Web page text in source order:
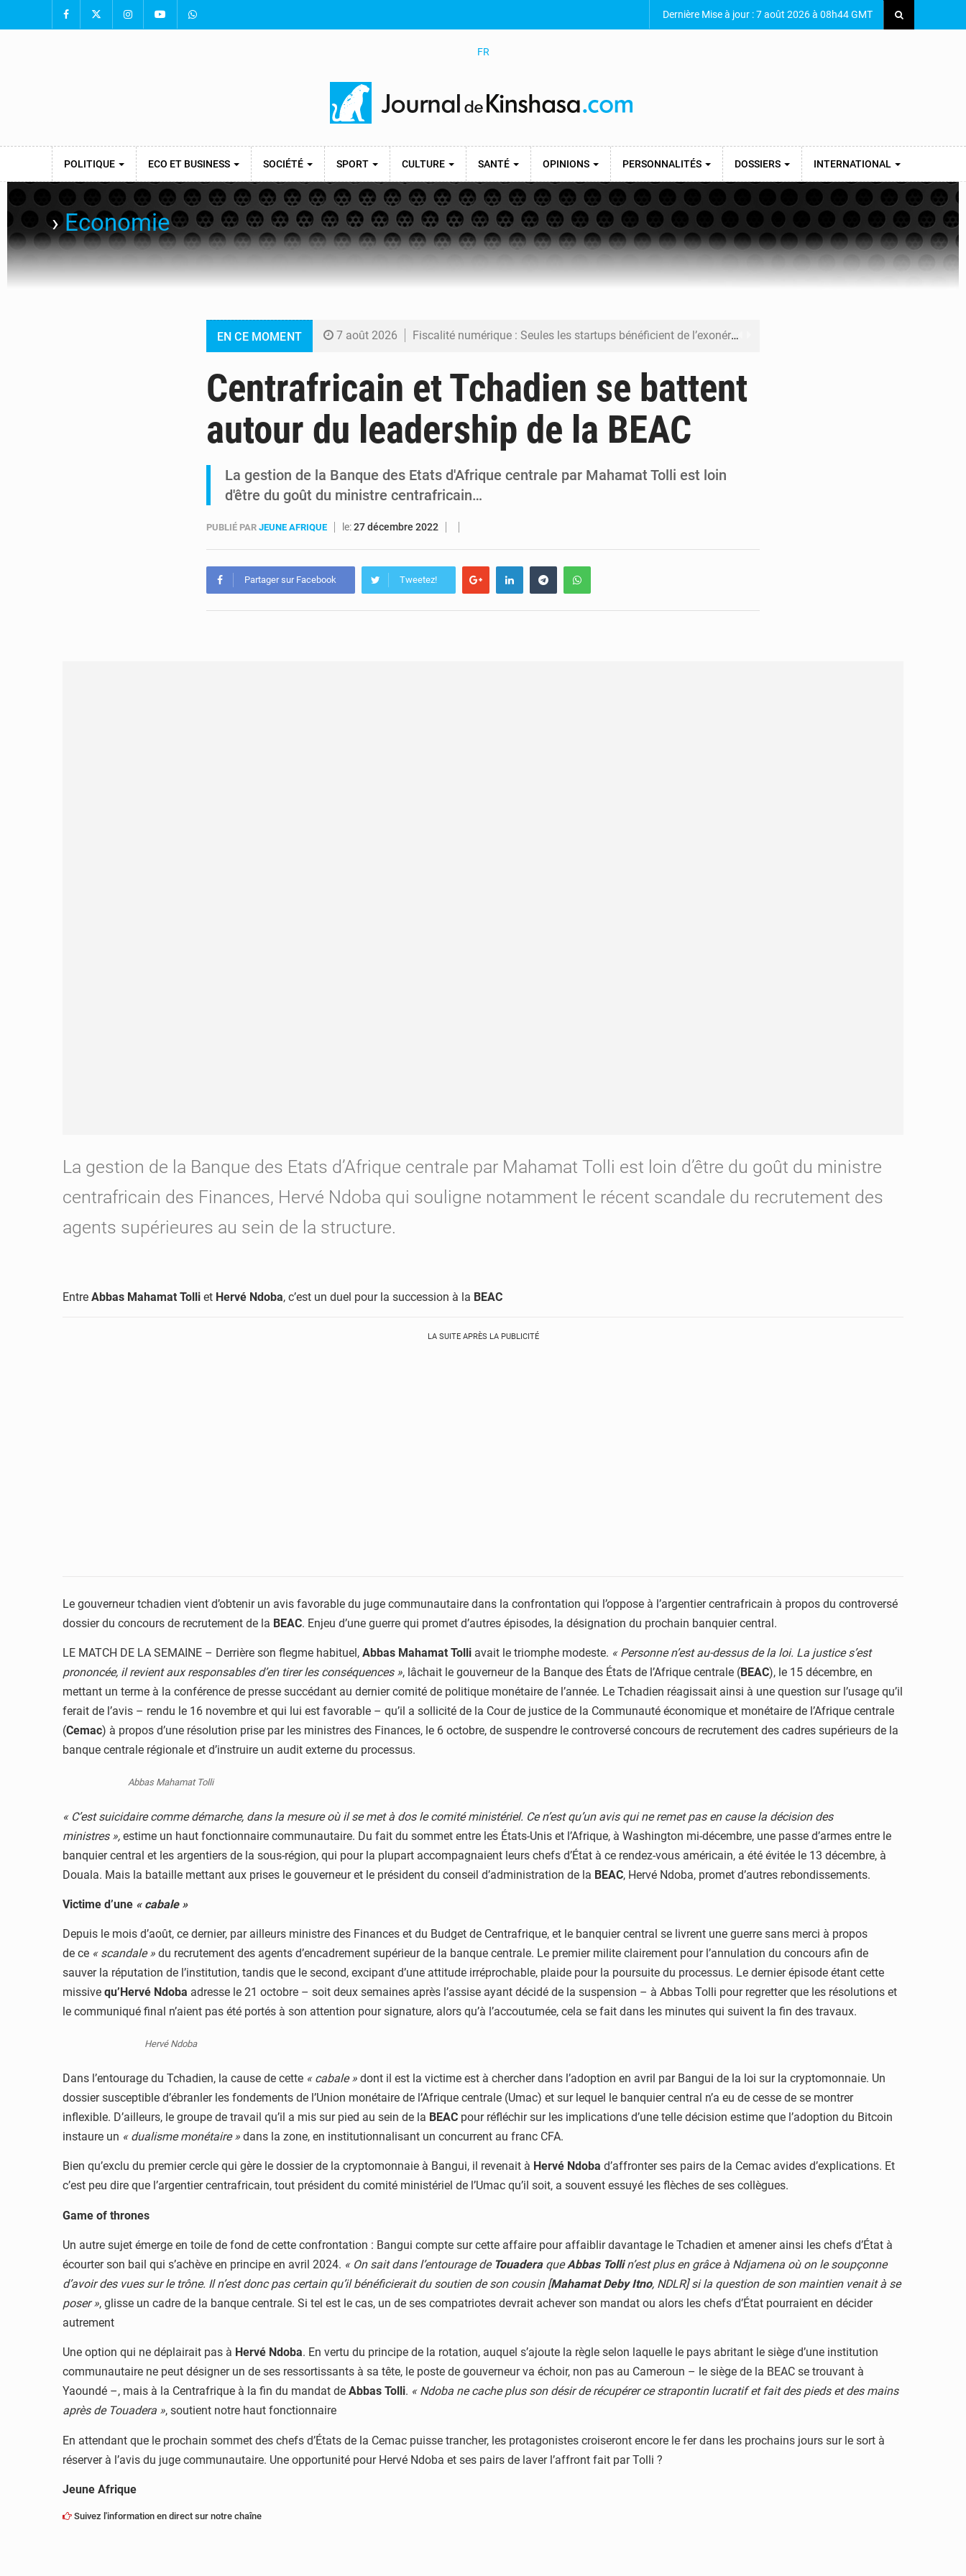
Dernière Mise à jour : 7 août 2026 à 08h44 GMT
FR
POLITIQUE ECO ET BUSINESS SOCIÉTÉ SPORT CULTURE SANTÉ OPINIONS PERSONNALITÉS DOSSIERS INTERNATIONAL
›Economie
EN CE MOMENT 7 août 2026 Fiscalité numérique : Seules les startups bénéficient de l’exonération, mais l’arrêté interministériel reste en vigueur (Mise au point)
6 août 2026 Comment des milliers d’Africains protègent et font fructifier leur argent avec l’USDT
6 août 2026 RDC : Raïssa Malu lance les préparatifs d’une Table ronde nationale sur l’éducation inclusive des enfants handicapés
Centrafricain et Tchadien se battent
autour du leadership de la BEAC
La gestion de la Banque des Etats d'Afrique centrale par Mahamat Tolli est loin
d'être du goût du ministre centrafricain…
PUBLIÉ PAR JEUNE AFRIQUE le:27 décembre 2022
Partager sur Facebook Tweetez!
La gestion de la Banque des Etats d’Afrique centrale par Mahamat Tolli est loin d’être du goût du ministre
centrafricain des Finances, Hervé Ndoba qui souligne notamment le récent scandale du recrutement des
agents supérieures au sein de la structure.
Entre Abbas Mahamat Tolli et Hervé Ndoba, c’est un duel pour la succession à la BEAC
LA SUITE APRÈS LA PUBLICITÉ
Le gouverneur tchadien vient d’obtenir un avis favorable du juge communautaire dans la confrontation qui l’oppose à l’argentier centrafricain à propos du controversé
dossier du concours de recrutement de la BEAC. Enjeu d’une guerre qui promet d’autres épisodes, la désignation du prochain banquier central.
LE MATCH DE LA SEMAINE – Derrière son flegme habituel, Abbas Mahamat Tolli avait le triomphe modeste. « Personne n’est au-dessus de la loi. La justice s’est
prononcée, il revient aux responsables d’en tirer les conséquences », lâchait le gouverneur de la Banque des États de l’Afrique centrale (BEAC), le 15 décembre, en
mettant un terme à la conférence de presse succédant au dernier comité de politique monétaire de l’année. Le Tchadien réagissait ainsi à une question sur l’usage qu’il
ferait de l’avis – rendu le 16 novembre et qui lui est favorable – qu’il a sollicité de la Cour de justice de la Communauté économique et monétaire de l’Afrique centrale
(Cemac) à propos d’une résolution prise par les ministres des Finances, le 6 octobre, de suspendre le controversé concours de recrutement des cadres supérieurs de la
banque centrale régionale et d’instruire un audit externe du processus.
Abbas Mahamat Tolli
« C’est suicidaire comme démarche, dans la mesure où il se met à dos le comité ministériel. Ce n’est qu’un avis qui ne remet pas en cause la décision des
ministres », estime un haut fonctionnaire communautaire. Du fait du sommet entre les États-Unis et l’Afrique, à Washington mi-décembre, une passe d’armes entre le
banquier central et les argentiers de la sous-région, qui pour la plupart accompagnaient leurs chefs d’État à ce rendez-vous américain, a été évitée le 13 décembre, à
Douala. Mais la bataille mettant aux prises le gouverneur et le président du conseil d’administration de la BEAC, Hervé Ndoba, promet d’autres rebondissements.
Victime d’une « cabale »
Depuis le mois d’août, ce dernier, par ailleurs ministre des Finances et du Budget de Centrafrique, et le banquier central se livrent une guerre sans merci à propos
de ce « scandale » du recrutement des agents d’encadrement supérieur de la banque centrale. Le premier milite clairement pour l’annulation du concours afin de
sauver la réputation de l’institution, tandis que le second, excipant d’une attitude irréprochable, plaide pour la poursuite du processus. Le dernier épisode étant cette
missive qu’Hervé Ndoba adresse le 21 octobre – soit deux semaines après l’assise ayant décidé de la suspension – à Abbas Tolli pour regretter que les résolutions et
le communiqué final n’aient pas été portés à son attention pour signature, alors qu’à l’accoutumée, cela se fait dans les minutes qui suivent la fin des travaux.
Hervé Ndoba
Dans l’entourage du Tchadien, la cause de cette « cabale » dont il est la victime est à chercher dans l’adoption en avril par Bangui de la loi sur la cryptomonnaie. Un
dossier susceptible d’ébranler les fondements de l’Union monétaire de l’Afrique centrale (Umac) et sur lequel le banquier central n’a eu de cesse de se montrer
inflexible. D’ailleurs, le groupe de travail qu’il a mis sur pied au sein de la BEAC pour réfléchir sur les implications d’une telle décision estime que l’adoption du Bitcoin
instaure un « dualisme monétaire » dans la zone, en institutionnalisant un concurrent au franc CFA.
Bien qu’exclu du premier cercle qui gère le dossier de la cryptomonnaie à Bangui, il revenait à Hervé Ndoba d’affronter ses pairs de la Cemac avides d’explications. Et
c’est peu dire que l’argentier centrafricain, tout président du comité ministériel de l’Umac qu’il soit, a souvent essuyé les flèches de ses collègues.
Game of thrones
Un autre sujet émerge en toile de fond de cette confrontation : Bangui compte sur cette affaire pour affaiblir davantage le Tchadien et amener ainsi les chefs d’État à
écourter son bail qui s’achève en principe en avril 2024. « On sait dans l’entourage de Touadera queAbbas Tollin’est plus en grâce à Ndjamena où on le soupçonne
d’avoir des vues sur le trône. Il n’est donc pas certain qu’il bénéficierait du soutien de son cousin [Mahamat Deby Itno, NDLR] si la question de son maintien venait à se
poser », glisse un cadre de la banque centrale. Si tel est le cas, un de ses compatriotes devrait achever son mandat ou alors les chefs d’État pourraient en décider
autrement
Une option qui ne déplairait pas à Hervé Ndoba. En vertu du principe de la rotation, auquel s’ajoute la règle selon laquelle le pays abritant le siège d’une institution
communautaire ne peut désigner un de ses ressortissants à sa tête, le poste de gouverneur va échoir, non pas au Cameroun – le siège de la BEAC se trouvant à
Yaoundé –, mais à la Centrafrique à la fin du mandat de Abbas Tolli. « Ndoba ne cache plus son désir de récupérer ce strapontin lucratif et fait des pieds et des mains
après de Touadera », soutient notre haut fonctionnaire
En attendant que le prochain sommet des chefs d’États de la Cemac puisse trancher, les protagonistes croiseront encore le fer dans les prochains jours sur le sort à
réserver à l’avis du juge communautaire. Une opportunité pour Hervé Ndoba et ses pairs de laver l’affront fait par Tolli ?
Jeune Afrique
Suivez l'information en direct sur notre chaîne